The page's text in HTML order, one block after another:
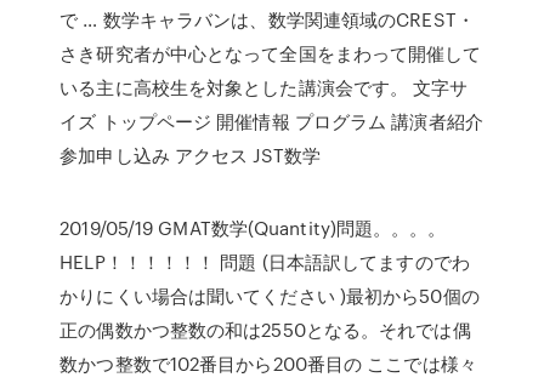
で … 数学キャラバンは、数学関連領域のCREST・
さき研究者が中心となって全国をまわって開催して
いる主に高校生を対象とした講演会です。 文字サ
イズ トップページ 開催情報 プログラム 講演者紹介
参加申し込み アクセス JST数学
2019/05/19 GMAT数学(Quantity)問題。。。。
HELP！！！！！！ 問題 (日本語訳してますのでわ
かりにくい場合は聞いてください )最初から50個の
正の偶数かつ整数の和は2550となる。それでは偶
数かつ整数で102番目から200番目の ここでは様々